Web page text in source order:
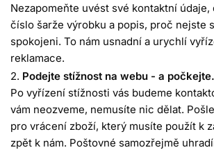
Nezapomeňte uvést své kontaktní údaje,
číslo šarže výrobku a popis, proč nejste
spokojeni. To nám usnadní a urychlí
reklamace.
Podejte stížnost na webu - a počkejte.
Po vyřízení stížnosti vás budeme
vám neozveme, nemusíte nic dělat.
pro vrácení zboží, který musíte použít k
zpět k nám. Poštovné samozřejmě